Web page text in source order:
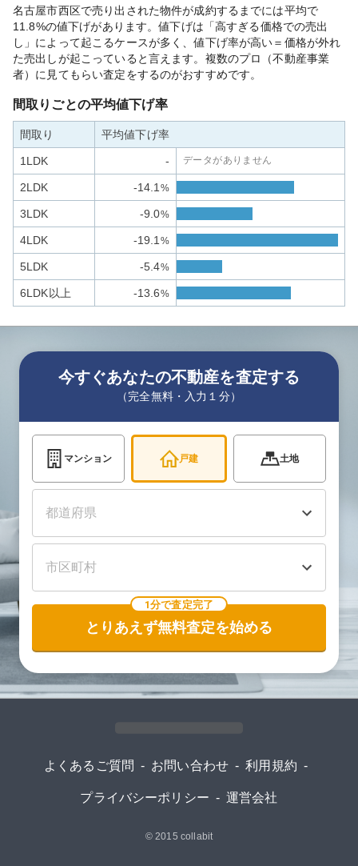
名古屋市西区で売り出された物件が成約するまでには平均で
11.8%の値下げがあります。値下げは「高すぎる価格での売出
し」によって起こるケースが多く、値下げ率が高い＝価格が外れ
た売出しが起こっていると言えます。複数のプロ（不動産事業
者）に見てもらい査定をするのがおすすめです。
間取りごとの平均値下げ率
間取り 平均値下げ率
1LDK - データがありません
2LDK -14.1 %
3LDK -9.0%
4LDK -19.1 %
5LDK -5.4%
6LDK以上 -13.6%
今すぐあなたの不動産を査定する
（完全無料・入力１分）
マンション 戸建 土地
1分で査定完了
とりあえず無料査定を始める
よくあるご質問 - お問い合わせ - 利用規約 -
プライバシーポリシー - 運営会社
© 2015 collabit